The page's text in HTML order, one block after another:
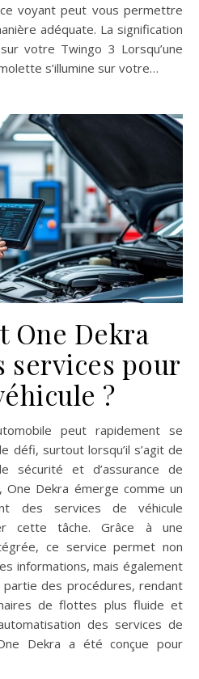
voyant peut vous permettre
adéquate. La signification
votre Twingo 3 Lorsqu’une
s’illumine sur votre…
One Dekra
services pour
?
défi, surtout lorsqu’il s’agit de
sécurité et d’assurance de
One Dekra émerge comme un
des services de véhicule
cette tâche. Grâce à une
ce service permet non
informations, mais également
partie des procédures, rendant
de flottes plus fluide et
des services de
Dekra a été conçue pour